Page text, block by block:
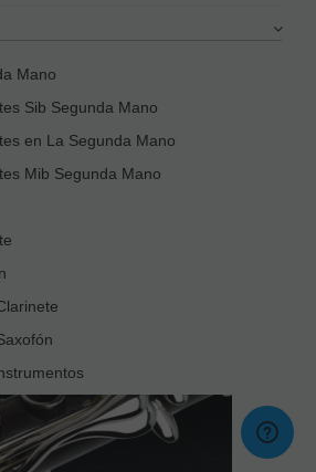
Mano
Sib Segunda Mano
en La Segunda Mano
Mib Segunda Mano